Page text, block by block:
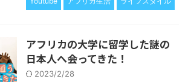
アフリカの大学に留学した謎の
日本人へ会ってきた！
2023/2/28